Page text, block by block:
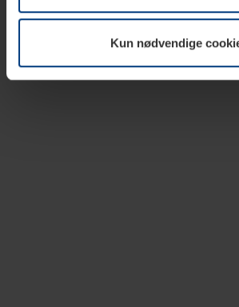
informasjonskapselen på siden
Kun nødvendige